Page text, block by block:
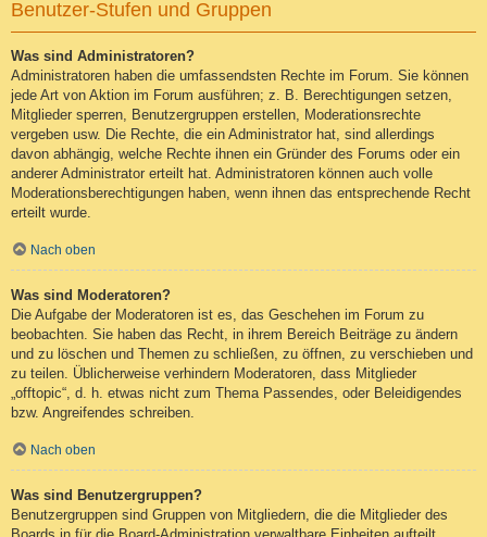
Benutzer-Stufen und Gruppen
Was sind Administratoren?
Administratoren haben die umfassendsten Rechte im Forum. Sie können
jede Art von Aktion im Forum ausführen; z. B. Berechtigungen setzen,
Mitglieder sperren, Benutzergruppen erstellen, Moderationsrechte
vergeben usw. Die Rechte, die ein Administrator hat, sind allerdings
davon abhängig, welche Rechte ihnen ein Gründer des Forums oder ein
anderer Administrator erteilt hat. Administratoren können auch volle
Moderationsberechtigungen haben, wenn ihnen das entsprechende Recht
erteilt wurde.
Nach oben
Was sind Moderatoren?
Die Aufgabe der Moderatoren ist es, das Geschehen im Forum zu
beobachten. Sie haben das Recht, in ihrem Bereich Beiträge zu ändern
und zu löschen und Themen zu schließen, zu öffnen, zu verschieben und
zu teilen. Üblicherweise verhindern Moderatoren, dass Mitglieder
„offtopic“, d. h. etwas nicht zum Thema Passendes, oder Beleidigendes
bzw. Angreifendes schreiben.
Nach oben
Was sind Benutzergruppen?
Benutzergruppen sind Gruppen von Mitgliedern, die die Mitglieder des